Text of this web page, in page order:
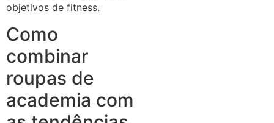
objetivos de fitness.
Como
combinar
roupas de
academia com